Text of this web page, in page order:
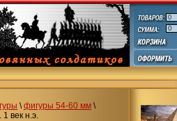
0
0
\фигуры 54-60 мм \
век н.э.